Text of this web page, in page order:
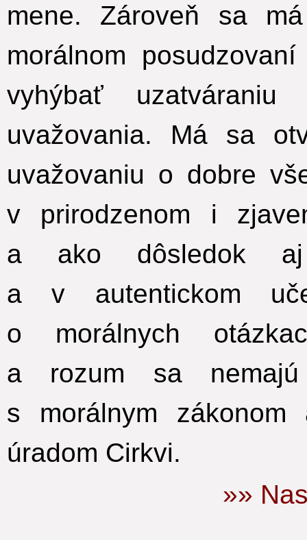
mene. Zároveň sa
morálnom
vyhýbať
uvažovania. Má sa
uvažovaniu o dobre
v prirodzenom i
a ako dôsledok
a v autentickom
o morálnych
a rozum sa
s morálnym zákonom
úradom Cirkvi.
»»